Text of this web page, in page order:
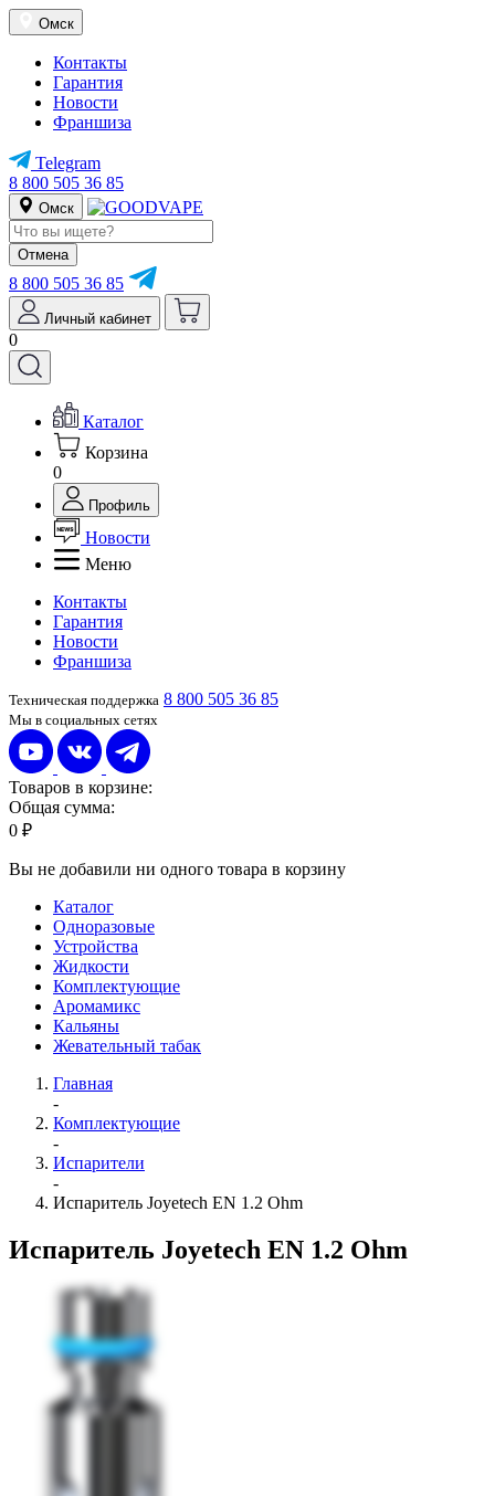
Омск
Контакты
Гарантия
Новости
Франшиза
Telegram
8 800 505 36 85
Омск
Отмена
8 800 505 36 85
Личный кабинет
0
Каталог
Корзина
0
Профиль
Новости
Меню
Контакты
Гарантия
Новости
Франшиза
Техническая поддержка 8 800 505 36 85
Мы в социальных сетях
Товаров в корзине:
Общая сумма:
0 ₽
Вы не добавили ни одного товара в корзину
Каталог
Одноразовые
Устройства
Жидкости
Комплектующие
Аромамикс
Кальяны
Жевательный табак
Главная
-
Комплектующие
-
Испарители
-
Испаритель Joyetech EN 1.2 Ohm
Испаритель Joyetech EN 1.2 Ohm